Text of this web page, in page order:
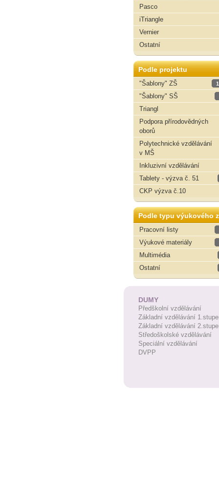
Pasco
iTriangle
Vernier
Ostatní
Podle projektu
"Šablony" ZŠ
"Šablony" SŠ
Triangl
Podpora přírodovědných
oborů
Polytechnické vzdělávání
v MŠ
Inkluzivní vzdělávání
Tablety - výzva č. 51
CKP výzva č.10
Podle typu výukového
Pracovní listy
Výukové materiály
Multimédia
Ostatní
DUMY
Předškolní vzdělávání
Základní vzdělávání
Základní vzdělávání
Středoškolské vzdělávání
Speciální vzdělávání
DVPP